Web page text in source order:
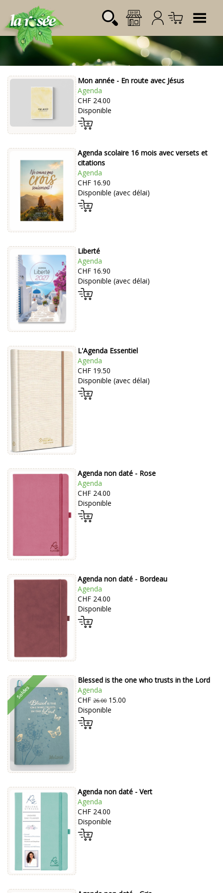
Login:
Mot de passe:
Désignation Référence Quantité
Mon année - En route avec Jésus
Agenda
CHF 24.00
Disponible
Agenda scolaire 16 mois avec versets et
citations
Agenda
CHF 16.90
Disponible (avec délai)
Liberté
Agenda
CHF 16.90
Disponible (avec délai)
L'Agenda Essentiel
Agenda
CHF 19.50
Disponible (avec délai)
Agenda non daté - Rose
Agenda
CHF 24.00
Disponible
Agenda non daté - Bordeau
Agenda
CHF 24.00
Disponible
Blessed is the one who trusts in the Lord
Agenda
CHF 26.0015.00
Disponible
Agenda non daté - Vert
Agenda
CHF 24.00
Disponible